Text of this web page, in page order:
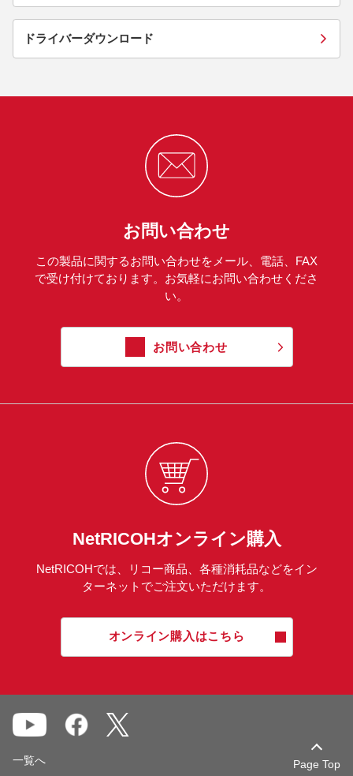
ドライバーダウンロード
お問い合わせ
この製品に関するお問い合わせをメール、電話、FAX
で受け付けております。お気軽にお問い合わせくださ
い。
お問い合わせ
NetRICOHオンライン購入
NetRICOHでは、リコー商品、各種消耗品などをイン
ターネットでご注文いただけます。
オンライン購入はこちら
Page Top
一覧へ